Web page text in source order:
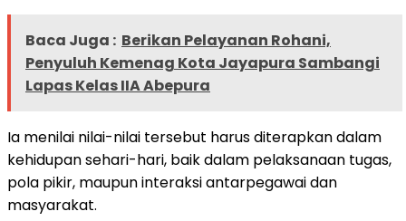
Baca Juga : Berikan Pelayanan Rohani,
Penyuluh Kemenag Kota Jayapura Sambangi
Lapas Kelas IIA Abepura
Ia menilai nilai-nilai tersebut harus diterapkan dalam
kehidupan sehari-hari, baik dalam pelaksanaan tugas,
pola pikir, maupun interaksi antarpegawai dan
masyarakat.